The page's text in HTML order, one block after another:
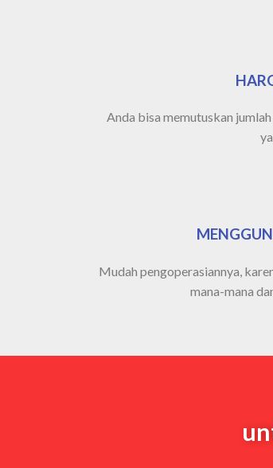
Anda bisa memutuskan
Mudah pengoperasiannya,
mana-mana